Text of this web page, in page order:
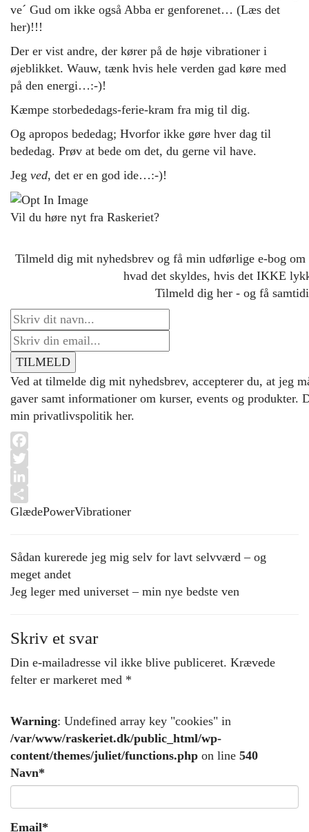
ve´ Gud om ikke også Abba er genforenet… (Læs det
her)!!!
Der er vist andre, der kører på de høje vibrationer i
øjeblikket. Wauw, tænk hvis hele verden gad køre med
på den energi…:-)!
Kæmpe storbededags-ferie-kram fra mig til dig.
Og apropos bededag; Hvorfor ikke gøre hver dag til
bededag. Prøv at bede om det, du gerne vil have.
Jeg ved, det er en god ide…:-)!
Vil du høre nyt fra Raskeriet?
Tilmeld dig mit nyhedsbrev og få min udførlige e-bog
hvad det skyldes, hvis det IKKE
Tilmeld dig her - og få
Ved at tilmelde dig mit nyhedsbrev, accepterer du, at jeg
gaver samt informationer om kurser, events og
min privatlivspolitik her.
Facebook
Twitter
LinkedIn
Share
GlædePowerVibrationer
Sådan kurerede jeg mig selv for lavt selvværd – og
meget andet
Jeg leger med universet – min nye bedste ven
Skriv et svar
Din e-mailadresse vil ikke blive publiceret. Krævede
felter er markeret med *
Warning: Undefined array key "cookies" in
/var/www/raskeriet.dk/public_html/wp-
content/themes/juliet/functions.php on line 540
Navn*
Email*